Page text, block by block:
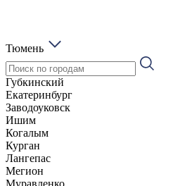
Тюмень
Губкинский
Екатеринбург
Заводоуковск
Ишим
Когалым
Курган
Лангепас
Мегион
Муравленко